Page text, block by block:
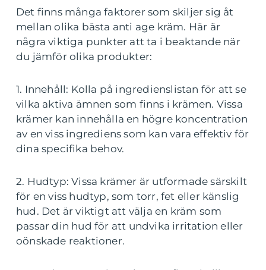
Det finns många faktorer som skiljer sig åt
mellan olika bästa anti age kräm. Här är
några viktiga punkter att ta i beaktande när
du jämför olika produkter:
1. Innehåll: Kolla på ingredienslistan för att se
vilka aktiva ämnen som finns i krämen. Vissa
krämer kan innehålla en högre koncentration
av en viss ingrediens som kan vara effektiv för
dina specifika behov.
2. Hudtyp: Vissa krämer är utformade särskilt
för en viss hudtyp, som torr, fet eller känslig
hud. Det är viktigt att välja en kräm som
passar din hud för att undvika irritation eller
oönskade reaktioner.